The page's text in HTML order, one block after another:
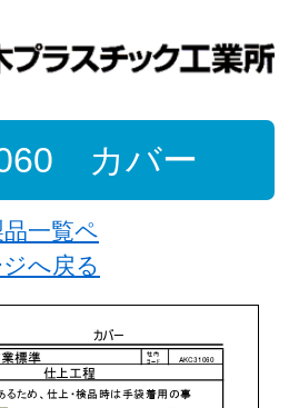
カバー
品一覧ペ
へ戻る